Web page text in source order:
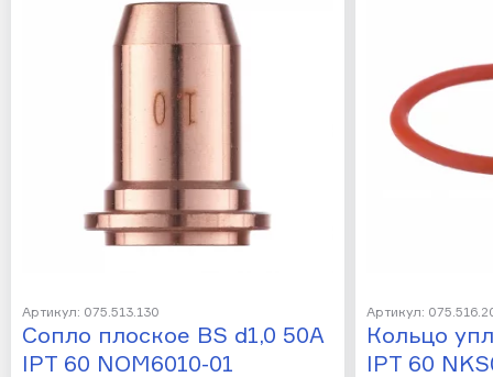
Артикул: 075.513.130
Сопло плоское BS d1,0 50A
IPT 60 NOM6010-01
Артикул:
Кольцо
IPT 60